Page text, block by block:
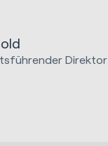
Direktor